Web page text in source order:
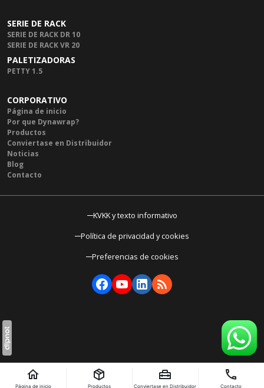
SERIE DE RACK
SERIE DE RACK DR 10
SERIE DE RACK VR 20
PALETIZADORAS
PETTY 1.5
CORPORATIVO
Página de inicio
Por que Dynawrap?
Productos
Conviertase en Distribuidor
Noticias
Blog
Contacto
KVKK y texto informativo
Política de privacidad y cookies
Preferencias de cookies
Página de inicio Productos Conviertase en Distribuidor Contacto